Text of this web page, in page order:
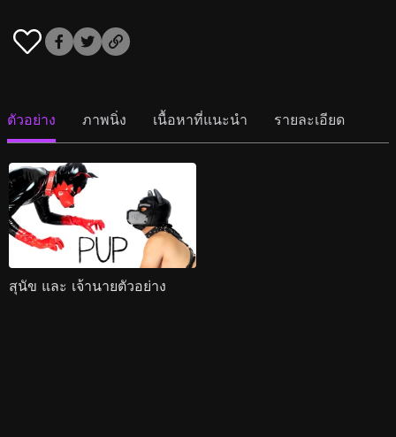
ตัวอย่าง ภาพนิ่ง เนื้อหาที่แนะนำ รายละเอียด
สุนัข และ เจ้านายตัวอย่าง